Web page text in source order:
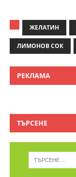
ЖЕЛАТИН
ЛИМОНОВ СОК
РЕКЛАМА
ТЪРСЕНЕ